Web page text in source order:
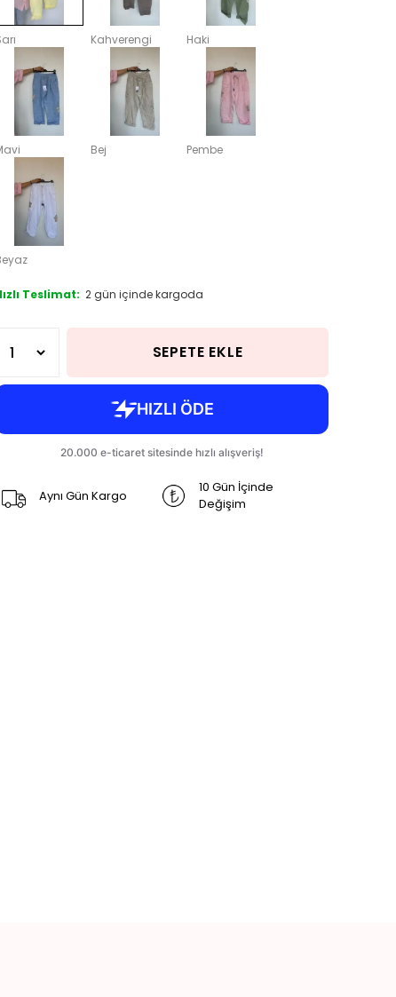
Kahverengi Haki
Bej Pembe
Teslimat: 2 gün içinde kargoda
SEPETE EKLE
Aynı Gün Kargo
10 Gün İçinde
Değişim